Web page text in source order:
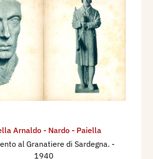
Arnaldo - Nardo - Paiella
al Granatiere di Sardegna. -
1940